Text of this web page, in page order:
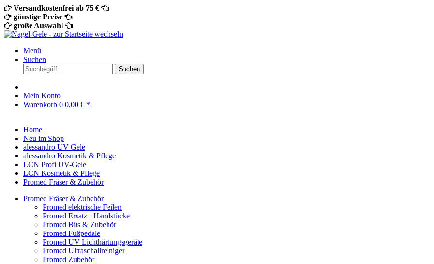
Versandkostenfrei ab 75 €
günstige Preise
große Auswahl
Menü
Suchen
Suchen
Mein Konto
Warenkorb 0 0,00 € *
Home
Neu im Shop
alessandro UV Gele
alessandro Kosmetik & Pflege
LCN Profi UV-Gele
LCN Kosmetik & Pflege
Promed Fräser & Zubehör
Promed Fräser & Zubehör
Promed elektrische Feilen
Promed Ersatz - Handstücke
Promed Bits & Zubehör
Promed Fußpedale
Promed UV Lichthärtungsgeräte
Promed Ultraschallreiniger
Promed Zubehör